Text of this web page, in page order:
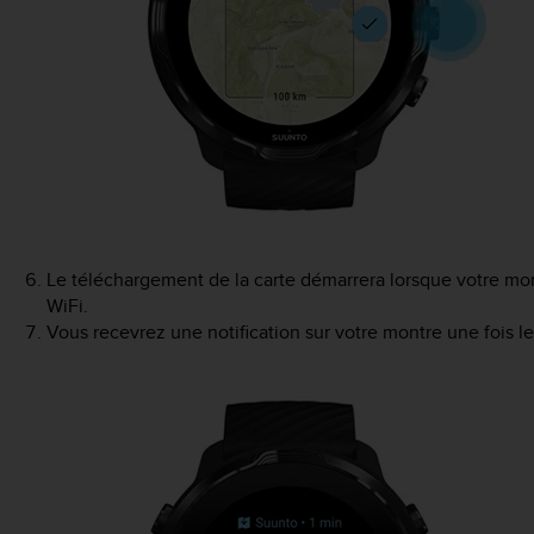
Le téléchargement de la carte démarrera lorsque votre
WiFi.
Vous recevrez une notification sur votre montre une fois